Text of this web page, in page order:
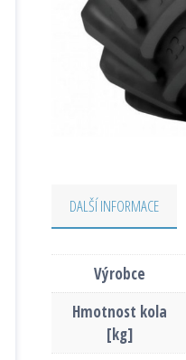
DALŠÍ INFORMACE
Výrobce
Hmotnost kola
[kg]